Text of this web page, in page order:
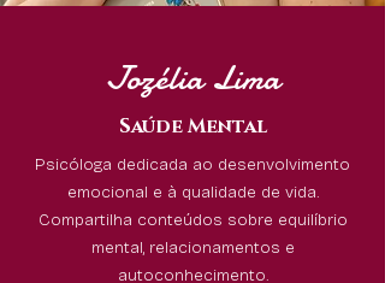
Jozélia Lima
Saúde Mental
Psicóloga dedicada ao desenvolvimento
emocional e à qualidade de vida.
Compartilha conteúdos sobre equilíbrio
mental, relacionamentos e
autoconhecimento.